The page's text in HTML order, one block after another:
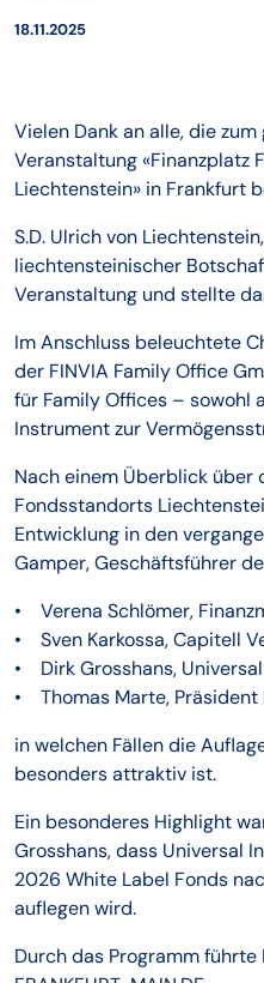
18.11.2025
Vielen Dank an alle, die
Veranstaltung
Liechtenstein» in Frankfurt
S.D. Ulrich von
liechtensteinischer
Veranstaltung und stellte
Im Anschluss beleuchtete
der FINVIA Family Office
für Family Offices – sowohl
Instrument zur
Nach einem Überblick über
Fondsstandorts
Entwicklung in den
Gamper, Geschäftsführer
• Verena Schlömer,
• Sven Karkossa, Capitell
• Dirk Grosshans,
• Thomas Marte, Präsident
in welchen Fällen die
besonders attraktiv ist.
Ein besonderes Highlight
Grosshans, dass Universal
2026 White Label Fonds
auflegen wird.
Durch das Programm führte